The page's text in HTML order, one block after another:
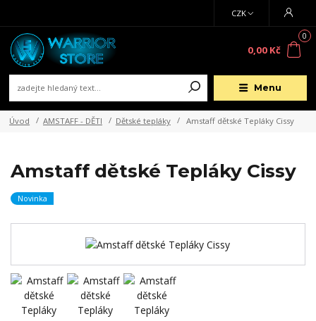
Menu
CZK
0
0,00 Kč
Úvod AMSTAFF - DĚTI Dětské tepláky Amstaff dětské Tepláky Cissy
Amstaff dětské Tepláky Cissy
Novinka